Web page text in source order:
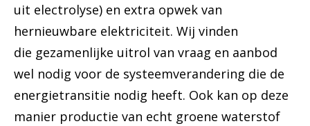
uit electrolyse) en extra opwek van
hernieuwbare elektriciteit. Wij vinden
die gezamenlijke uitrol van vraag en aanbod
wel nodig voor de systeemverandering die de
energietransitie nodig heeft. Ook kan op deze
manier productie van echt groene waterstof